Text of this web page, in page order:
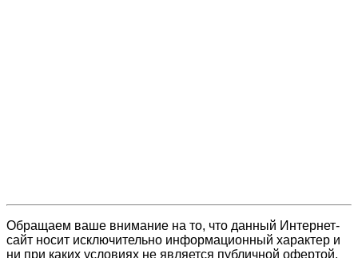
Обращаем ваше внимание на то, что данный Интернет-
сайт носит исключительно информационный характер и
ни при каких условиях не является публичной офертой,